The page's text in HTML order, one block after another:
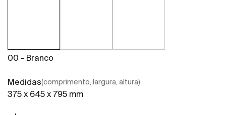
00 - Branco
Medidas(comprimento, largura, altura)
375 x 645 x 795 mm